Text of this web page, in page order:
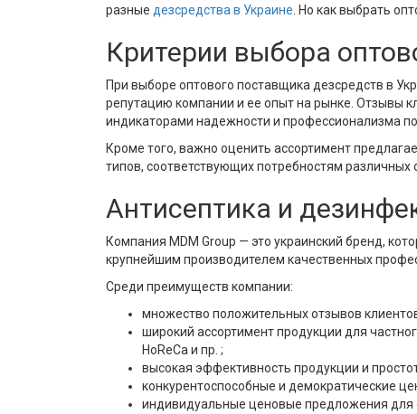
разные дезсредства в Украине . Но как выбрать
Критерии выбора
При выборе оптового поставщика дезсредств в
репутацию компании и ее опыт на рынке. Отзывы
индикаторами надежности и профессионализма
Кроме того, важно оценить ассортимент
типов, соответствующих потребностям
Антисептика и
Компания MDM Group — это украинский бренд,
крупнейшим производителем качественных
Среди преимуществ компании:
множество положительных отзывов
широкий ассортимент продукции для
HoReCa и пр. ;
высокая эффективность продукции и
конкурентоспособные и демократические
индивидуальные ценовые предложения для